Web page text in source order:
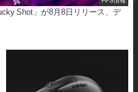
Shot」が8月8日リリース、デ